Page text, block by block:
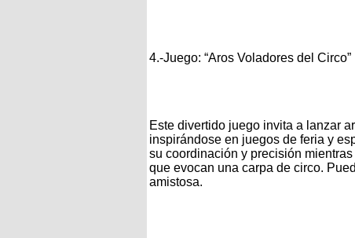
4.-Juego: “Aros Voladores del Circo”
Este divertido juego invita a lanzar
inspirándose en juegos de feria y
su coordinación y precisión
que evocan una carpa de circo.
amistosa.